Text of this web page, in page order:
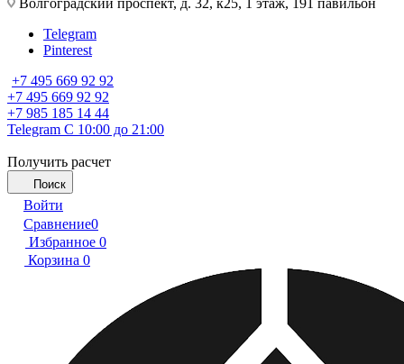
Волгоградский проспект, д. 32, к25, 1 этаж, 191 павильон
Telegram
Pinterest
+7 495 669 92 92
+7 495 669 92 92
+7 985 185 14 44
Telegram С 10:00 до 21:00
Получить расчет
Поиск
Войти
Сравнение0
Избранное 0
Корзина 0